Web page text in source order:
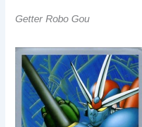
Getter Robo Gou